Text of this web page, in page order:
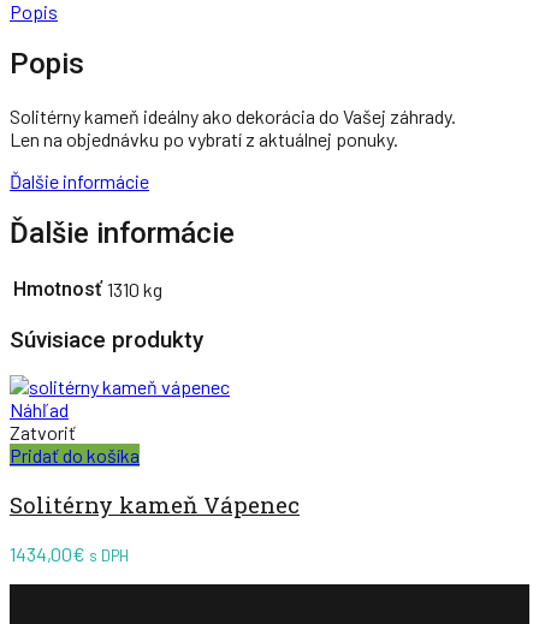
Popis
Popis
Solitérny kameň ideálny ako dekorácia do Vašej záhrady.
Len na objednávku po vybratí z aktuálnej ponuky.
Ďalšie informácie
Ďalšie informácie
Hmotnosť 1310 kg
Súvisiace produkty
Náhľad
Zatvoriť
Pridať do košíka
Solitérny kameň Vápenec
1434,00€ s DPH